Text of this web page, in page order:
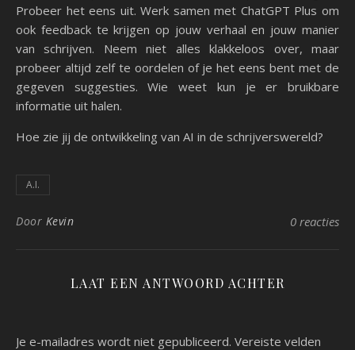
Probeer het eens uit. Werk samen met ChatGPT Plus om
ook feedback te krijgen op jouw verhaal en jouw manier
van schrijven. Neem niet alles klakkeloos over, maar
probeer altijd zelf te oordelen of je het eens bent met de
gegeven suggesties. Wie weet kun je er bruikbare
informatie uit halen.
Hoe zie jij de ontwikkeling van AI in de schrijverswereld?
A.I.
Door Kevin 0 reacties
LAAT EEN ANTWOORD ACHTER
Je e-mailadres wordt niet gepubliceerd. Vereiste velden